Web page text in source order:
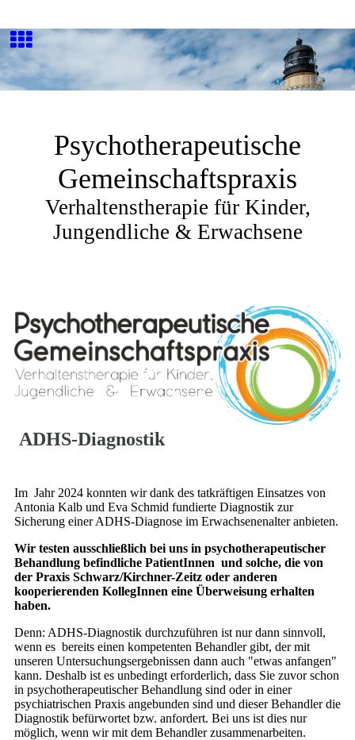
Psychotherapeutische
Gemeinschaftspraxis
Verhaltenstherapie für Kinder,
Jungendliche & Erwachsene
ADHS-Diagnostik
Im Jahr 2024 konnten wir dank des tatkräftigen Einsatzes von
Antonia Kalb und Eva Schmid fundierte Diagnostik zur
Sicherung einer ADHS-Diagnose im Erwachsenenalter anbieten.
Wir testen ausschließlich bei uns in psychotherapeutischer
Behandlung befindliche PatientInnen und solche, die von
der Praxis Schwarz/Kirchner-Zeitz oder anderen
kooperierenden KollegInnen eine Überweisung erhalten
haben.
Denn: ADHS-Diagnostik durchzuführen ist nur dann sinnvoll,
wenn es bereits einen kompetenten Behandler gibt, der mit
unseren Untersuchungsergebnissen dann auch "etwas anfangen"
kann. Deshalb ist es unbedingt erforderlich, dass Sie zuvor schon
in psychotherapeutischer Behandlung sind oder in einer
psychiatrischen Praxis angebunden sind und dieser Behandler die
Diagnostik befürwortet bzw. anfordert. Bei uns ist dies nur
möglich, wenn wir mit dem Behandler zusammenarbeiten.